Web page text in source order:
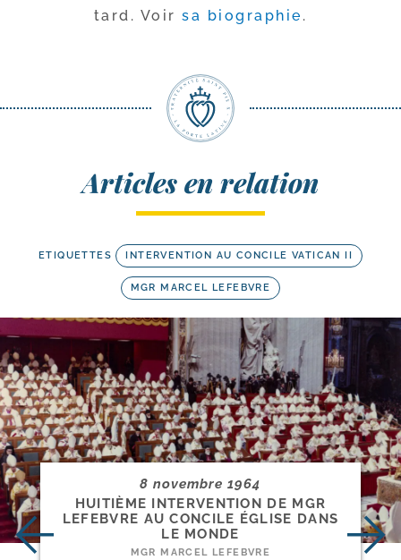
tard. Voirsa bio­gra­phie .
Articles en relation
ETIQUETTES INTERVENTION AU CONCILE VATICAN II
MGR MARCEL LEFEBVRE
8 novembre 1964
HUITIÈME INTERVENTION DE MGR
LEFEBVRE AU CONCILE ÉGLISE DANS
LE MONDE
MGR MARCEL LEFEBVRE